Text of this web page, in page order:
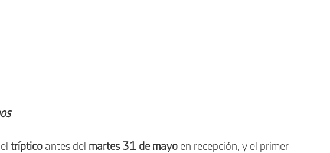
tríptico antes del martes 31 de mayo en recepción, y el primer